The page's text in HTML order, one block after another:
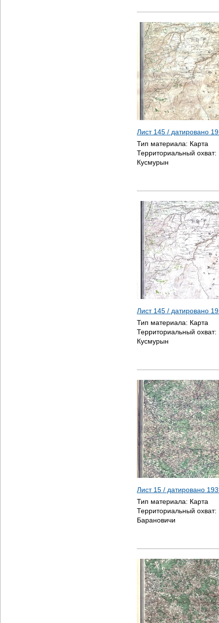
Лист 145 / датировано
Тип материала: Карта
Территориальный охват:
Кусмурын
Лист 145 / датировано
Тип материала: Карта
Территориальный охват:
Кусмурын
Лист 15 / датировано
Тип материала: Карта
Территориальный охват:
Барановичи